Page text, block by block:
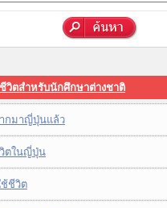
วิตสำหรับนักศึกษาต่างชาติ
กมาญี่ปุ่นแล้ว
ตในญี่ปุ่น
ช้ชีวิต